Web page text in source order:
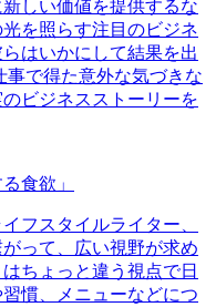
しい価値を提供するな
を照らす注目のビジネ
はいかにして結果を出
事で得た意外な気づきな
ビジネスストーリーを
食欲」
フスタイルライター、
って、広い視野が求め
ちょっと違う視点で日
慣、メニューなどにつ